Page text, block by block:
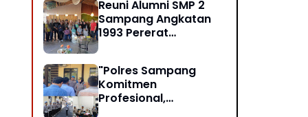
Reuni Alumni SMP 2
Sampang Angkatan
1993 Pererat
Wafat dan Santuni
Anak Yatim
"Polres Sampang
Komitmen
Profesional,